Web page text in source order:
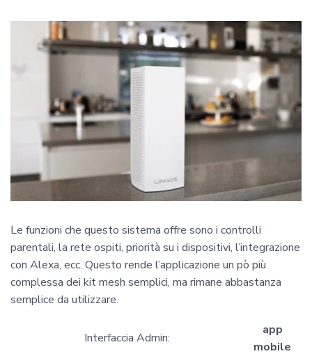
Le funzioni che questo sistema offre sono i controlli
parentali, la rete ospiti, priorità su i dispositivi, l’integrazione
con Alexa, ecc. Questo rende l’applicazione un pò più
complessa dei kit mesh semplici, ma rimane abbastanza
semplice da utilizzare.
Interfaccia Admin:
app
mobile